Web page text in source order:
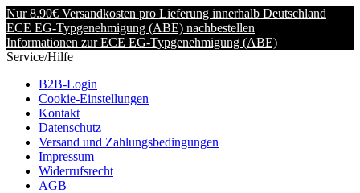
Nur 8.90€ Versandkosten pro Lieferung innerhalb Deutschland
ECE EG-Typgenehmigung (ABE) nachbestellen
Informationen zur ECE EG-Typgenehmigung (ABE)
Service/Hilfe
B2B-Login
Cookie-Einstellungen
Kontakt
Datenschutz
Versand und Zahlungsbedingungen
Impressum
Widerrufsrecht
AGB